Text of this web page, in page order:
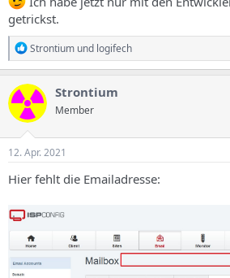
getrickst.
R
e
a
k
t
i
o
n
e
:
Strontium und logifech
Strontium
Member
12. Apr. 2021
Hier fehlt die Emailadresse: